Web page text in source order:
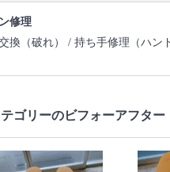
修理
換（破れ） / 持ち手修理（ハン
ゴリーのビフォーアフター